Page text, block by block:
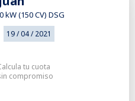
kW (150 CV) DSG
19 / 04 / 2021
tu cuota
compromiso